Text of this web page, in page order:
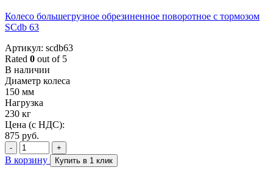
Колесо большегрузное обрезиненное поворотное с тормозом
SCdb 63
Артикул: scdb63
Rated 0 out of 5
В наличии
Диаметр колеса
150 мм
Нагрузка
230 кг
Цена (с НДС):
875 руб.
- +
В корзину Купить в 1 клик